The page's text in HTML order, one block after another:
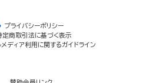
プライバシーポリシー
定商取引法に基づく表示
ディア利用に関するガイドライン